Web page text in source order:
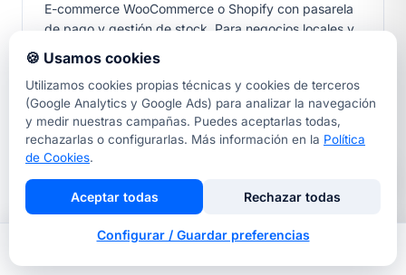
E-commerce WooCommerce o Shopify con pasarela
de pago y gestión de stock. Para negocios locales y
Webs con Reservas
de Gràcia, clínicas de Sarrià, gimnasios del Eixample.
🍪 Usamos cookies
Utilizamos cookies propias técnicas y cookies de terceros
(Google Analytics y Google Ads) para analizar la navegación
y medir nuestras campañas. Puedes aceptarlas todas,
rechazarlas o configurarlas. Más información en la Política
de Cookies.
Aceptar todas Rechazar todas
Configurar / Guardar preferencias